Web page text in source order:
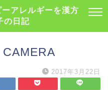
アレルギーを漢方
の日記
2017年3月22日